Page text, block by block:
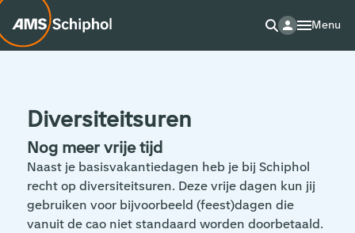
Menu
Diversiteitsuren
Nog meer vrije tijd
Naast je basisvakantiedagen heb je bij Schiphol
recht op diversiteitsuren. Deze vrije dagen kun jij
gebruiken voor bijvoorbeeld (feest)dagen die
vanuit de cao niet standaard worden doorbetaald.